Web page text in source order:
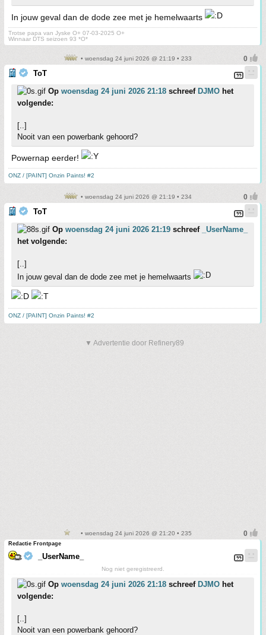
In jouw geval dan de dode zee met je hemelwaarts
Trotse papa van Jyske O+ 07-03-2025 O+
Winnaar DTS seizoen 93 *O*
• woensdag 24 juni 2026 @ 21:19 • 233
ToT
Op woensdag 24 juni 2026 21:18 schreef DJMO het
volgende:
[..]
Nooit van een powerbank gehoord?
Powernap eerder!
ONZ / [PAINT] Onzin Paints! #2
• woensdag 24 juni 2026 @ 21:19 • 234
ToT
Op woensdag 24 juni 2026 21:19 schreef
_UserName_
het volgende:
[..]
In jouw geval dan de dode zee met je hemelwaarts
ONZ / [PAINT] Onzin Paints! #2
▼ Advertentie door Refinery89
• woensdag 24 juni 2026 @ 21:20 • 235
Redactie Frontpage
_UserName_
Nog niet geregistreerd.
Op woensdag 24 juni 2026 21:18 schreef DJMO het
volgende:
[..]
Nooit van een powerbank gehoord?